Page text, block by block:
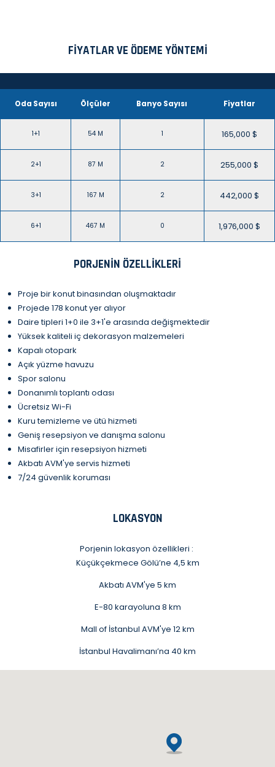
FIYATLAR VE ÖDEME YÖNTEMI
Oda Sayısı Ölçüler Banyo Sayısı Fiyatlar
1+1 54 M 1 165,000 $
2+1 87 M 2 255,000 $
3+1 167 M 2 442,000 $
6+1 467 M 0 1,976,000 $
PORJENIN ÖZELLIKLERI
Proje bir konut binasından oluşmaktadır
Projede 178 konut yer alıyor
Daire tipleri 1+0 ile 3+1'e arasında değişmektedir
Yüksek kaliteli iç dekorasyon malzemeleri
Kapalı otopark
Açık yüzme havuzu
Spor salonu
Donanımlı toplantı odası
Ücretsiz Wi-Fi
Kuru temizleme ve ütü hizmeti
Geniş resepsiyon ve danışma salonu
Misafirler için resepsiyon hizmeti
Akbatı AVM'ye servis hizmeti
7/24 güvenlik koruması
LOKASYON
Porjenin lokasyon özellikleri :
Küçükçekmece Gölü’ne 4,5 km
Akbatı AVM'ye 5 km
E-80 karayoluna 8 km
Mall of İstanbul AVM'ye 12 km
İstanbul Havalimanı’na 40 km